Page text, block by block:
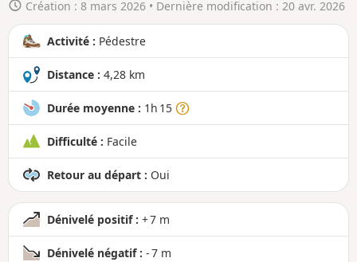
r
n
d
Création : 8 mars 2026• Dernière modification : 20 avr. 2026
Activité : Pédestre
Distance : 4,28 km
Durée moyenne : 1h 15
Difficulté : Facile
Retour au départ : Oui
Dénivelé positif : + 7 m
Dénivelé négatif : - 7 m